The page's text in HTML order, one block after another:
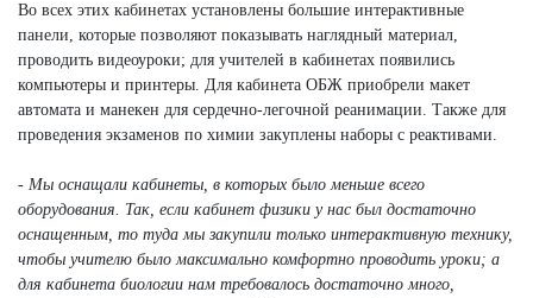
Во всех этих кабинетах установлены большие интерактивные
панели, которые позволяют показывать наглядный материал,
проводить видеоуроки; для учителей в кабинетах появились
компьютеры и принтеры. Для кабинета ОБЖ приобрели макет
автомата и манекен для сердечно-легочной реанимации. Также для
проведения экзаменов по химии закуплены наборы с реактивами.
- Мы оснащали кабинеты, в которых было меньше всего
оборудования. Так, если кабинет физики у нас был достаточно
оснащенным, то туда мы закупили только интерактивную технику,
чтобы учителю было максимально комфортно проводить уроки; а
для кабинета биологии нам требовалось достаточно много,